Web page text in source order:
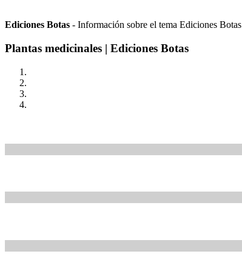
Ediciones Botas - Información sobre el tema Ediciones Botas
Plantas medicinales | Ediciones Botas